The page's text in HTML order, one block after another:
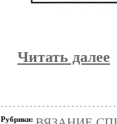
Читать далее
Рубрики: